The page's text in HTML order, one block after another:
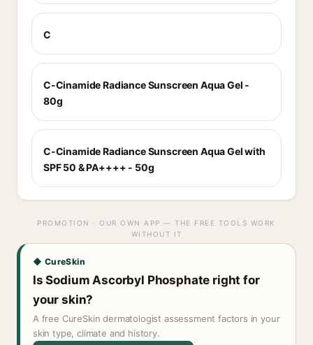
C
C-Cinamide Radiance Sunscreen Aqua Gel -
80g
C-Cinamide Radiance Sunscreen Aqua Gel with
SPF 50 & PA++++ - 50g
PROMOTION · OUR OWN APP — THE FREE TOOLS WORK
WITHOUT IT
◆ CureSkin
Is Sodium Ascorbyl Phosphate right for
your skin?
A free CureSkin dermatologist assessment factors in your
skin type, climate and history.